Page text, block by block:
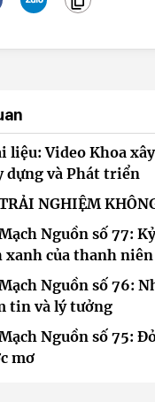
liệu: Video Khoa
dựng và Phát triển
NGHIỆM
Nguồn số 77:
xanh của thanh
Nguồn số 76:
tin và lý tưởng
Nguồn số 75:
mơ